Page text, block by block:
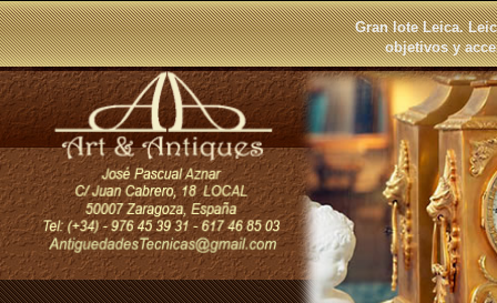
Gran lote Leica.
objetivos y